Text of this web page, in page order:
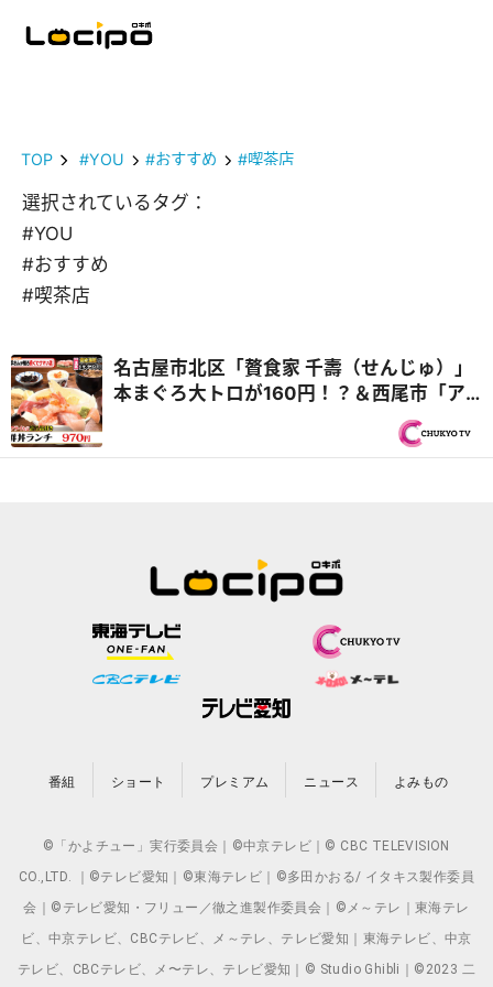
TOP #YOU #おすすめ #喫茶店
選択されているタグ：
#YOU
#おすすめ
#喫茶店
名古屋市北区「贅食家 千壽（せんじゅ）」
本まぐろ大トロが160円！？＆西尾市「ア
ジアンキッチン媽媽や」25種類のビュッフ
ェ付き！ハラミステーキランチ『PS純金
番組 ショート プレミアム ニュース よみもの
©「かよチュー」実行委員会｜©中京テレビ｜© CBC TELEVISION
CO.,LTD. ｜©テレビ愛知｜©東海テレビ｜©多田かおる/ イタキス製作委員
会｜©テレビ愛知・フリュー／徹之進製作委員会｜©メ～テレ｜東海テレ
ビ、中京テレビ、CBCテレビ、メ～テレ、テレビ愛知｜東海テレビ、中京
テレビ、CBCテレビ、メ〜テレ、テレビ愛知｜© Studio Ghibli｜©2023 二